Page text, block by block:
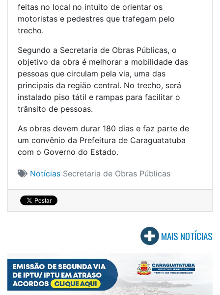
feitas no local no intuito de orientar os
motoristas e pedestres que trafegam pelo
trecho.
Segundo a Secretaria de Obras Públicas, o
objetivo da obra é melhorar a mobilidade das
pessoas que circulam pela via, uma das
principais da região central. No trecho, será
instalado piso tátil e rampas para facilitar o
trânsito de pessoas.
As obras devem durar 180 dias e faz parte de
um convênio da Prefeitura de Caraguatatuba
com o Governo do Estado.
Notícias Secretaria de Obras Públicas
MAIS NOTÍCIAS